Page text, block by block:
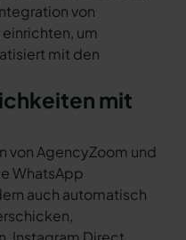
von
um
mit den
mit
von AgencyZoom und
WhatsApp
auch automatisch